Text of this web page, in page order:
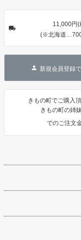
11,000円(
(※北海道…700
新規会員登録
きもの町でご購入
きもの町の姉
でのご注文